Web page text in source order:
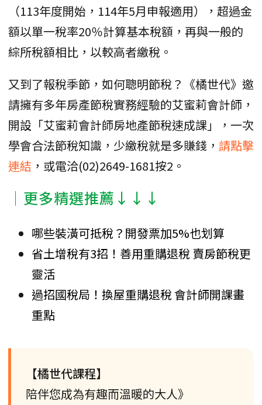
（113年度開始，114年5月申報適用），超過金
額以單一稅率20％計算基本稅額，再與一般的
綜所稅額相比，以較高者繳稅。
又到了報稅季節，如何聰明節稅？《橘世代》邀
請擁有多年房產節稅實務經驗的艾蜜莉會計師，
開設「艾蜜莉會計師房地產節稅速成課」，一次
學會合法節稅知識，少繳稅就是多賺錢， 請點擊
連結 ，或電洽(02)2649-1681按2。
│更多精選推薦↓↓↓
哪些裝潢可抵稅？開發票加5%也划算
省土增稅有3招！善用重購退稅 賣房節稅更
靈活
過招國稅局！換屋重購退稅 會計師開課畫
重點
【橘世代課程】
陪伴您成為有趣而溫暖的大人》